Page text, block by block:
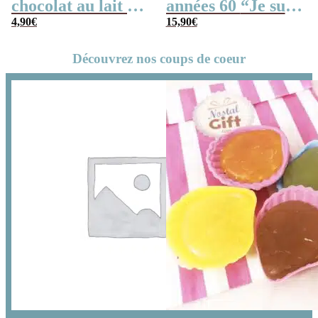
chocolat au lait x3
“Je suis un
qui déchire”
4,90€
années 60 “Je suis
un conducteur de
15,90€
Découvrez nos coups de coeur